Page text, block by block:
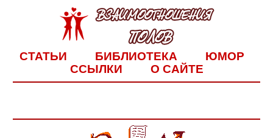
СТАТЬИ БИБЛИОТЕКА
ЮМОР
ССЫЛКИ
О САЙТЕ